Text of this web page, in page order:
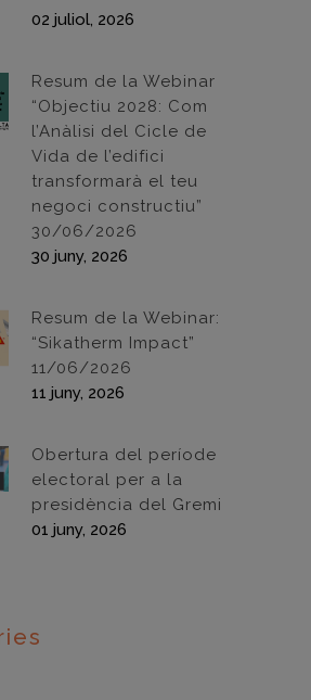
02 juliol, 2026
Resum de la Webinar
“Objectiu 2028: Com
l’Anàlisi del Cicle de
Vida de l’edifici
transformarà el teu
negoci constructiu”
30/06/2026
30 juny, 2026
Resum de la Webinar:
“Sikatherm Impact”
11/06/2026
11 juny, 2026
Obertura del període
electoral per a la
presidència del Gremi
01 juny, 2026